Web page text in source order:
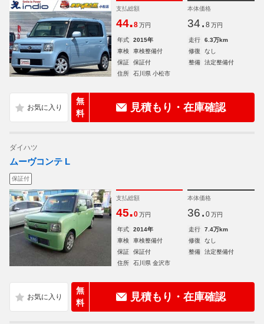
支払総額
44.8 万円
本体価格
34. 8 万円
年式 2015年 走行
6.3万km
車検
車検整備付 修復
なし
保証
保証付 整備
法定整備付
住所
石川県 小松市
無
料
見積もり・在庫確認
ダイハツ
ムーヴコンテ L
保証付
支払総額
45.0 万円
本体価格
36. 0 万円
年式 2014年 走行
7.4万km
車検
車検整備付 修復
なし
保証
保証付 整備
法定整備付
住所
石川県 金沢市
無
料
見積もり・在庫確認